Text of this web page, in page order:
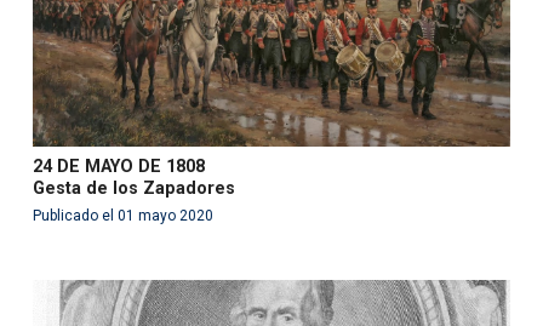
24 DE MAYO DE 1808
Gesta de los Zapadores
Publicado el 01 mayo 2020